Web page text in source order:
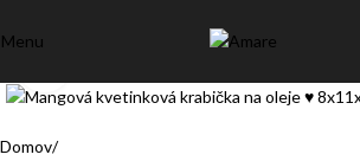
Menu
Domov